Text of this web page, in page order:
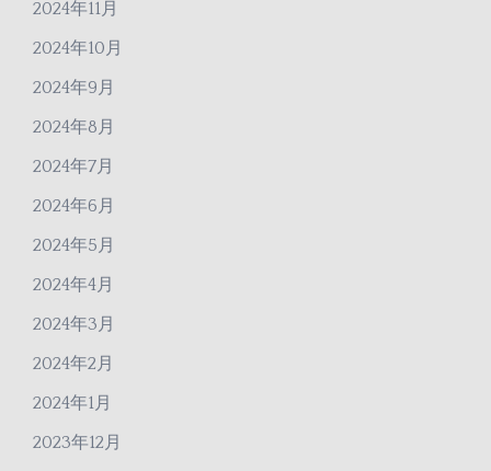
2024年11月
2024年10月
2024年9月
2024年8月
2024年7月
2024年6月
2024年5月
2024年4月
2024年3月
2024年2月
2024年1月
2023年12月